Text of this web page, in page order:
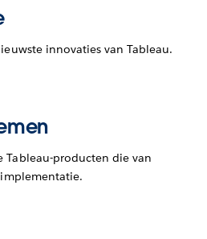
innovaties van Tableau.
Tableau-producten die van